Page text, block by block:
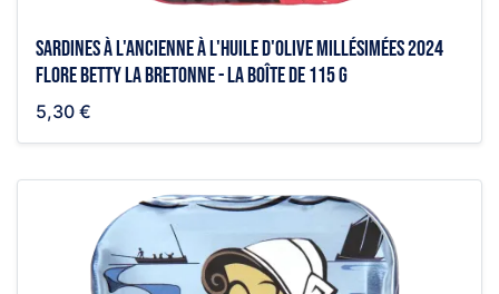
Sardines à l'ancienne à l'huile d'olive millésimées 2024
Flore Betty la bretonne - la boîte de 115 g
5,30 €